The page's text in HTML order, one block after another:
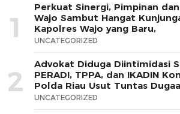
1
Perkuat Sinergi, Pimpinan
Wajo Sambut Hangat
Kapolres Wajo yang Baru,
UNCATEGORIZED
2
Advokat Diduga Diintimidasi
PERADI, TPPA, dan IKADIN
Polda Riau Usut Tuntas
UNCATEGORIZED